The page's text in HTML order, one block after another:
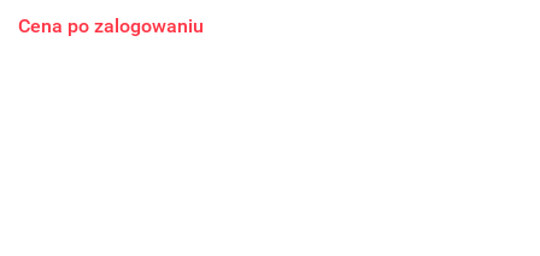
Cena po zalogowaniu